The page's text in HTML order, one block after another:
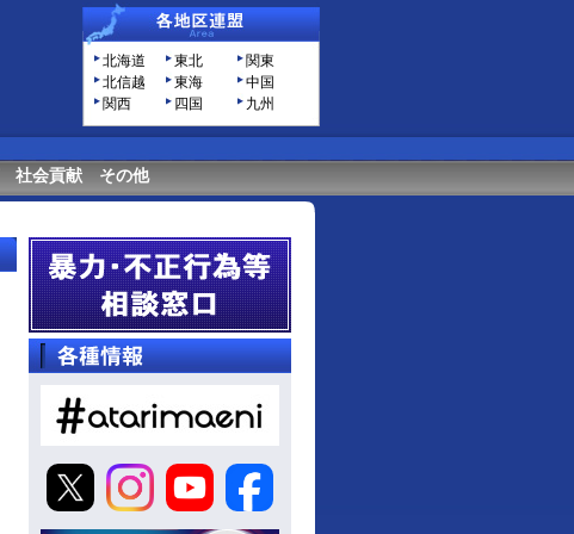
北海道 東北
関東
北信越
東海
中国
関西
四国 九州
社会貢献 その他